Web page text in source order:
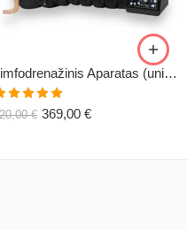
Limfodrenažinis Aparatas (universalus) C6
5.00
€ 369,00 €